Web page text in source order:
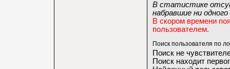
В статистике
набравшие ни одного
В скором времени
пользователем.
Поиск пользователя по
Поиск не
Поиск находит